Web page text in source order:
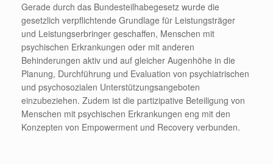
Gerade durch das Bundesteilhabegesetz wurde die
gesetzlich verpflichtende Grundlage für Leistungsträger
und Leistungserbringer geschaffen, Menschen mit
psychischen Erkrankungen oder mit anderen
Behinderungen aktiv und auf gleicher Augenhöhe in die
Planung, Durchführung und Evaluation von psychiatrischen
und psychosozialen Unterstützungsangeboten
einzubeziehen. Zudem ist die partizipative Beteiligung von
Menschen mit psychischen Erkrankungen eng mit den
Konzepten von Empowerment und Recovery verbunden.